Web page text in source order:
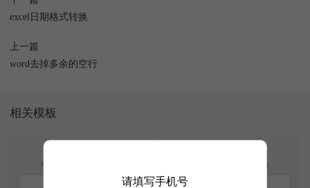
excel日期格式转换
上一篇
word去掉多余的空行
相关模板
请填写手机号